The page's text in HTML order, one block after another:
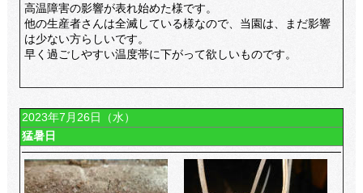
高温障害の影響が表れ始めた様です。
他の生産者さんは全滅している様なので、当園は、まだ影響
は少ない方らしいです。
早く過ごしやすい温度帯に下がって欲しいものです。
2023年7月26日（水）
猛暑日